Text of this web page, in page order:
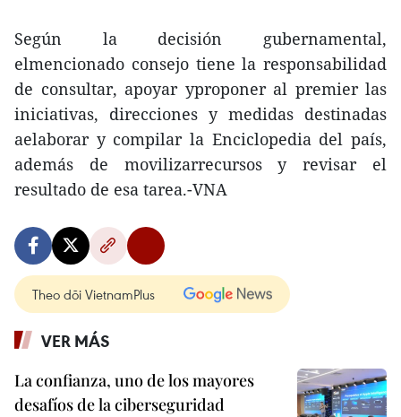
Según la decisión gubernamental,
elmencionado consejo tiene la responsabilidad
de consultar, apoyar yproponer al premier las
iniciativas, direcciones y medidas destinadas
aelaborar y compilar la Enciclopedia del país,
además de movilizarrecursos y revisar el
resultado de esa tarea.-VNA
Theo dõi VietnamPlus
VER MÁS
La confianza, uno de los mayores
desafíos de la ciberseguridad